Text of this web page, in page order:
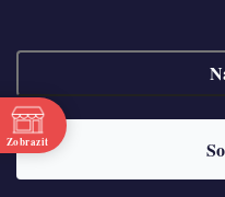
Velkoobchod
Doprava a platba
Copyright 2026
Zobrazit